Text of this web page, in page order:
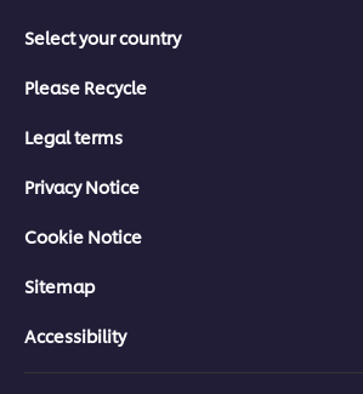
Select your country
Please Recycle
Legal terms
Privacy Notice
Cookie Notice
Sitemap
Accessibility